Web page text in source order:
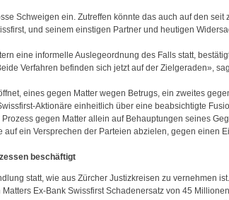
Schweigen ein. Zutreffen könnte das auch auf den
und seinem einstigen Partner und heutigen
eine informelle Auslegeordnung des Falls statt,
Verfahren befinden sich jetzt auf der Zielgeraden»,
eines gegen Matter wegen Betrugs, ein zweites
Aktionäre einheitlich über eine beabsichtigte
gegen Matter allein auf Behauptungen seines
auf ein Versprechen der Parteien abzielen, gegen einen
beschäftigt
statt, wie aus Zürcher Justizkreisen zu vernehmen
Matters Ex-Bank Swissfirst Schadenersatz von 45